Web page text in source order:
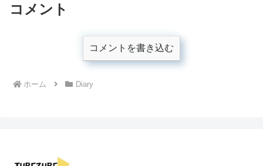
コメント
コメントを書き込む
ホーム Diary